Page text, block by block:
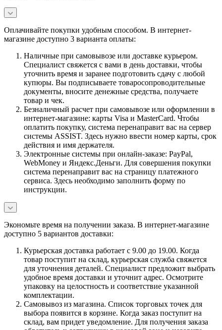
Оплачивайте покупки удобным способом. В интернет-
магазине доступно 3 варианта оплаты:
Наличные при самовывозе или доставке курьером.
Специалист свяжется с вами в день доставки, чтобы
уточнить время и заранее подготовить сдачу с любой
купюры. Вы подписываете товаросопроводительные
документы, вносите денежные средства, получаете
товар и чек.
Безналичный расчет при самовывозе или оформлении в
интернет-магазине: карты Visa и MasterCard. Чтобы
оплатить покупку, система перенаправит вас на сервер
системы ASSIST. Здесь нужно ввести номер карты, срок
действия и имя держателя.
Электронные системы при онлайн-заказе: PayPal,
WebMoney и Яндекс.Деньги. Для совершения покупки
система перенаправит вас на страницу платежного
сервиса. Здесь необходимо заполнить форму по
инструкции.
Экономьте время на получении заказа. В интернет-магазине
доступно 5 вариантов доставки:
Курьерская доставка работает с 9.00 до 19.00. Когда
товар поступит на склад, курьерская служба свяжется
для уточнения деталей. Специалист предложит выбрать
удобное время доставки и уточнит адрес. Осмотрите
упаковку на целостность и соответствие указанной
комплектации.
Самовывоз из магазина. Список торговых точек для
выбора появится в корзине. Когда заказ поступит на
склад, вам придет уведомление. Для получения заказа